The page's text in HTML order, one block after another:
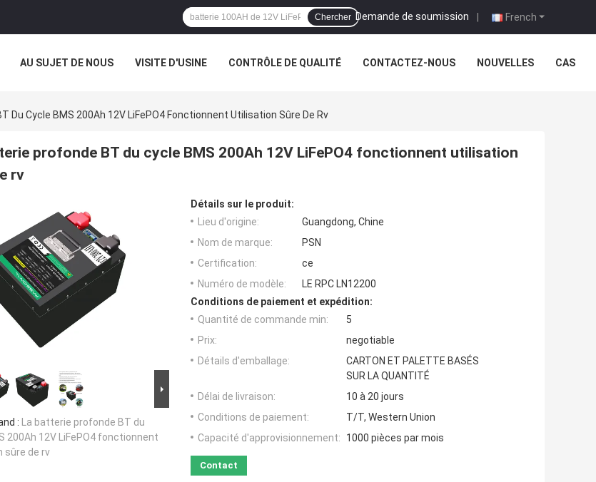
French
Demande de soumission |
Chercher
AU SUJET DE NOUS VISITE D'USINE CONTRÔLE DE QUALITÉ CONTACTEZ-NOUS NOUVELLES CAS
Du Cycle BMS 200Ah 12V LiFePO4 Fonctionnent Utilisation Sûre De Rv
profonde BT du cycle BMS 200Ah 12V LiFePO4 fonctionnent utilisation
rv
: La batterie profonde BT du
200Ah 12V LiFePO4 fonctionnent
sûre de rv
Détails sur le produit:
Lieu d'origine:
Guangdong, Chine
Nom de marque:
PSN
Certification:
ce
Numéro de modèle:
LE RPC LN12200
Conditions de paiement et expédition:
Quantité de commande min:
5
Prix:
negotiable
Détails d'emballage:
CARTON ET PALETTE BASÉS
SUR LA QUANTITÉ
Délai de livraison:
10 à 20 jours
Conditions de paiement:
T/T, Western Union
Capacité d'approvisionnement:
1000 pièces par mois
Contact